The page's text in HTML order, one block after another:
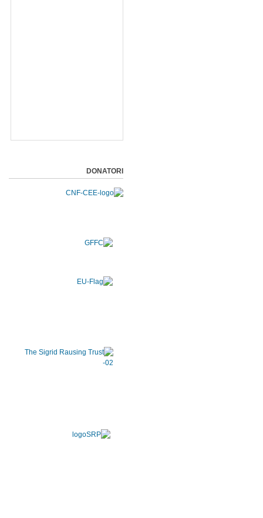
DONATORI